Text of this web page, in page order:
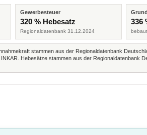
Gewerbesteuer
320 % Hebesatz
Regionaldatenbank 31.12.2024
336
stammen aus der Regionaldatenbank
Hebesätze stammen aus der Regionaldatenbank